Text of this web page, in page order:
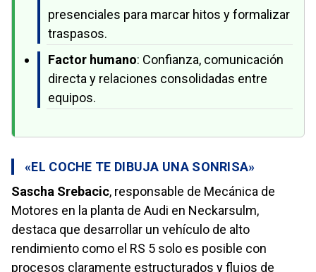
presenciales para marcar hitos y formalizar
traspasos.
Factor humano: Confianza, comunicación
directa y relaciones consolidadas entre
equipos.
«EL COCHE TE DIBUJA UNA SONRISA»
Sascha Srebacic, responsable de Mecánica de
Motores en la planta de Audi en Neckarsulm,
destaca que desarrollar un vehículo de alto
rendimiento como el RS 5 solo es posible con
procesos claramente estructurados y flujos de